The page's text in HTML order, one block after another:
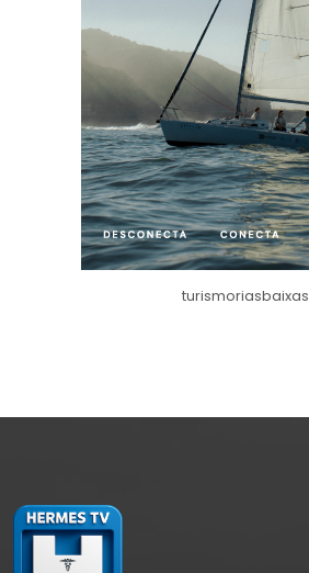
turismoriasbaixas